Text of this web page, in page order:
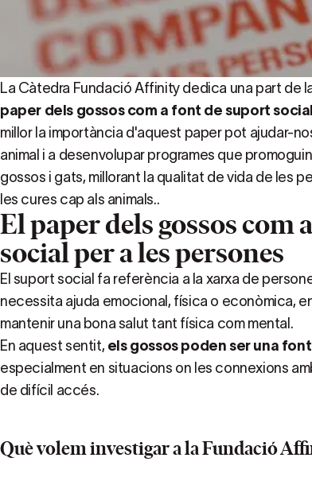
La Càtedra Fundació Affinity dedica una part de
paper dels gossos com a font de suport
millor la importància d'aquest paper pot ajudar-
animal i a desenvolupar programes que
gossos i gats, millorant la qualitat de vida de les
les cures cap als animals..
El paper dels gossos com
social per a les persones
El suport social fa referència a la xarxa de
necessita ajuda emocional, física o econòmica,
mantenir una bona salut tant física com mental.
En aquest sentit, els gossos poden ser una
especialment en situacions on les connexions
de difícil accés.
Què volem investigar a la Fundació